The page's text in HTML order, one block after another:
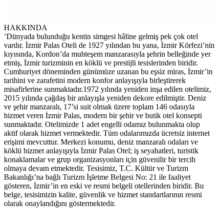
HAKKINDA
’Dünyada bulunduğu kentin simgesi hâline gelmiş pek çok otel
vardır. İzmir Palas Oteli de 1927 yılından bu yana, İzmir Körfezi’nin
kıyısında, Kordon’da muhteşem manzarasıyla şehrin belleğinde yer
etmiş, İzmir turizminin en köklü ve prestijli tesislerinden biridir.
Cumhuriyet döneminden günümüze uzanan bu eşsiz miras, İzmir’in
tarihini ve zarafetini modern konfor anlayışıyla birleştirerek
misafirlerine sunmaktadır.1972 yılında yeniden inşa edilen otelimiz,
2015 yılında çağdaş bir anlayışla yeniden dekore edilmiştir. Deniz
ve şehir manzaralı, 17’si suit olmak üzere toplam 146 odasıyla
hizmet veren İzmir Palas, modern bir şehir ve butik otel konsepti
sunmaktadır. Otelimizde 1 adet engelli odamız bulunmakta olup
aktif olarak hizmet vermektedir. Tüm odalarımızda ücretsiz internet
erişimi mevcuttur. Merkezi konumu, deniz manzaralı odaları ve
köklü hizmet anlayışıyla İzmir Palas Otel; iş seyahatleri, turistik
konaklamalar ve grup organizasyonları için güvenilir bir tercih
olmaya devam etmektedir. Tesisimiz, T.C. Kültür ve Turizm
Bakanlığı’na bağlı Turizm İşletme Belgesi No: 21 ile faaliyet
gösteren, İzmir’in en eski ve resmi belgeli otellerinden biridir. Bu
belge, tesisimizin kalite, güvenlik ve hizmet standartlarının resmi
olarak onaylandığını göstermektedir.